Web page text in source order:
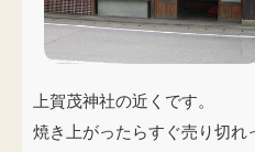
上賀茂神社の近くです。
焼き上がったらすぐ売り切れ